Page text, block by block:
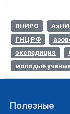
ВНИРО
ГНЦ РФ
экспедиция
молодые
Полезные